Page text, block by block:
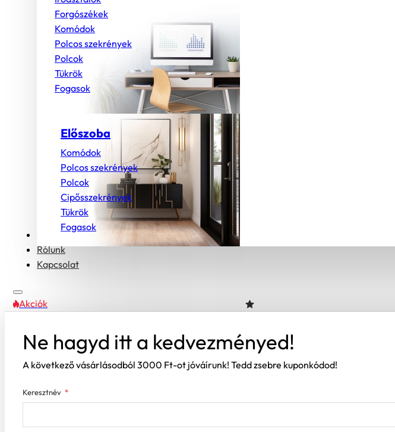
Forgószékek
Komódok
Polcos szekrények
Polcok
Tükrök
Fogasok
Előszoba
Komódok
Polcos szekrények
Polcok
Cipősszekrények
Tükrök
Fogasok
Bútorcsaládok
Rólunk
Kapcsolat
Akciók
Ne hagyd itt a kedvezményed!
A következő vásárlásodból 3000 Ft-ot jóváírunk! Tedd zsebre kuponkódod!
Keresztnév